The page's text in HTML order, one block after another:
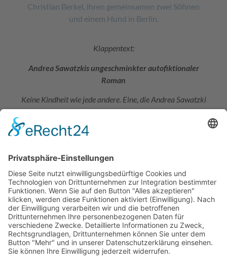
Christian Berkel, ihren gemeinsamen zwei Söhnen
und einem Hund in Berlin.
Klappentext:
Andrea Sawatzkis ungeschminkter autofiktionaler
Roman
Keine Kindheit wie jede andere. Eine, die Andrea Sawatzki
wie in einem Kurzfilm einfängt: 1971 wird der Journalist
Günther Sawatzki von seiner Stelle in London abgezogen
und geht zu seiner Familie nach Deutschland zurück. Aber
zusammensein, mit der er eine Tochter hat: Andrea. Doch
bald stellt sich heraus, dass dieser weltläufige und
gebildete Mann schwer krank ist. Das Geld wird knapp,
die Mutter muss wieder als Nachtschwester arbeiten, und
die zehnjährige Andrea kümmert sich um den dementen
Vater, der launisch, ungeduldig und jähzornig ist. Es
entspinnt sich ein geheimes Leben zwischen den beiden
von Nähe und Entfremdung, Liebe und Überforderung. Bis
zu seinem katastrophalen Ende.